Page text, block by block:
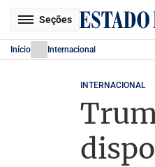
Seções
Início Internacional
INTERNACIONAL